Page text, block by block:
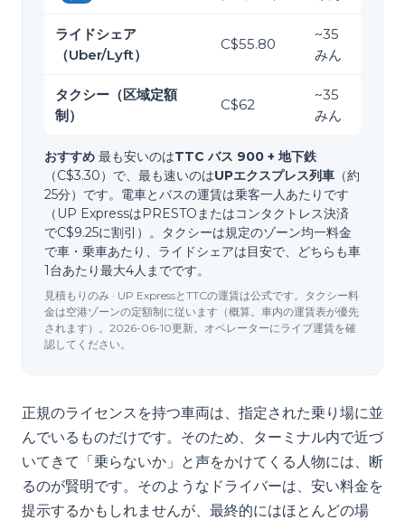
ライドシェア
（Uber/Lyft）
C$55.80
~35
みん
タクシー（区域定額
制）
C$62
~35
みん
おすすめ 最も安いのはTTC バス 900 + 地下鉄
（C$3.30）で、最も速いのはUPエクスプレス列車 （約
25分）です。電車とバスの運賃は乗客一人あたりです
（UP ExpressはPRESTOまたはコンタクトレス決済
でC$9.25に割引）。タクシーは規定のゾーン均一料金
で車・乗車あたり、ライドシェアは目安で、どちらも車
1台あたり最大4人までです。
見積もりのみ · UP ExpressとTTCの運賃は公式です。タクシー料
金は空港ゾーンの定額制に従います（概算。車内の運賃表が優先
されます）。2026-06-10更新。オペレーターにライブ運賃を確
認してください。
正規のライセンスを持つ車両は、指定された乗り場に並
んでいるものだけです。そのため、ターミナル内で近づ
いてきて「乗らないか」と声をかけてくる人物には、断
るのが賢明です。そのようなドライバーは、安い料金を
提示するかもしれませんが、最終的にはほとんどの場